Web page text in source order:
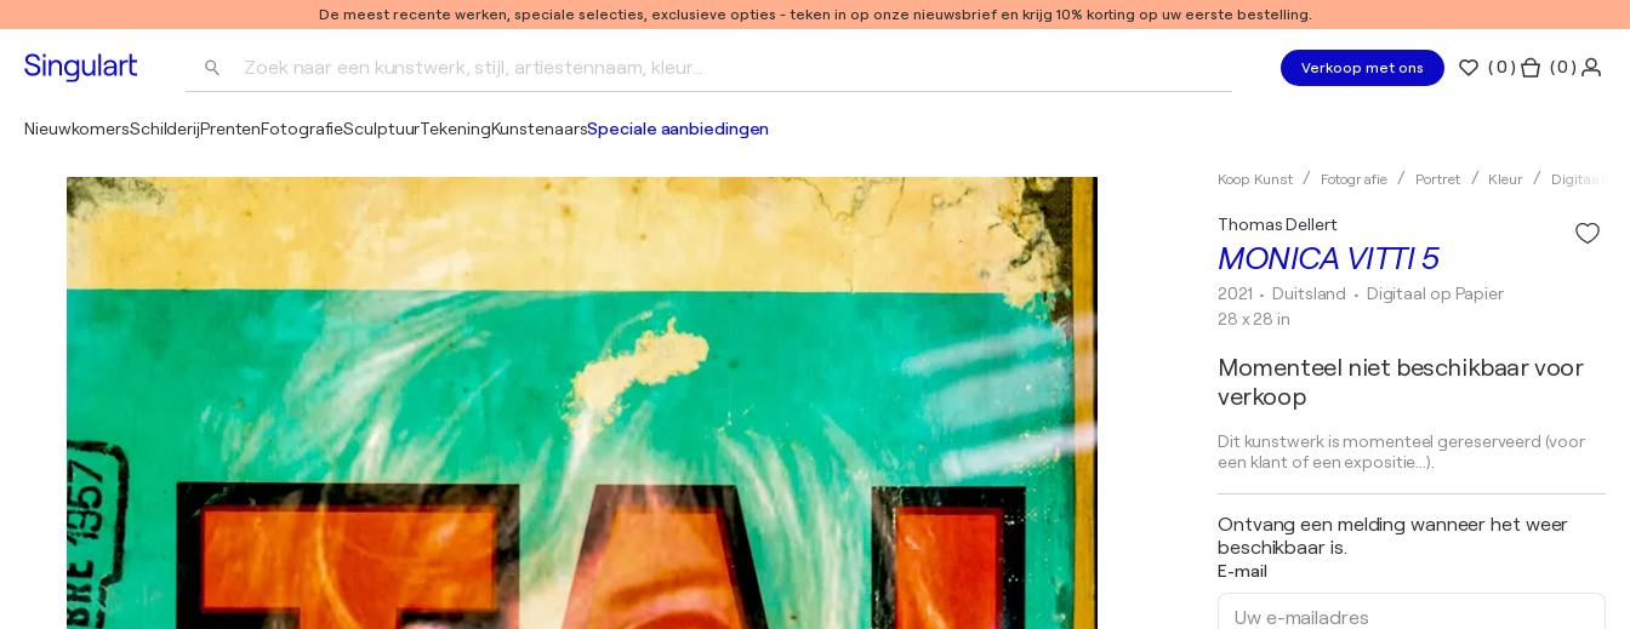
De meest recente werken, speciale selecties, exclusieve opties - teken in op onze nieuwsbrief en krijg 10% korting op uw eerste bestelling.
Zoek naar een kunstwerk, stijl, artiestennaam, kleur... Verkoop met ons (0 ) ( 0 )
NieuwkomersSchilderijPrentenFotografieSculptuurTekeningKunstenaarsSpeciale aanbiedingen
Koop Kunst Fotografie Portret Kleur Digitaal
MONICA VITTI 5
Thomas Dellert
2021 • Duitsland • Digitaal op Papier
28 x 28 in
Momenteel niet beschikbaar voor
verkoop
Dit kunstwerk is momenteel gereserveerd (voor
een klant of een expositie...).
Ontvang een melding wanneer het weer
beschikbaar is.
E-mail